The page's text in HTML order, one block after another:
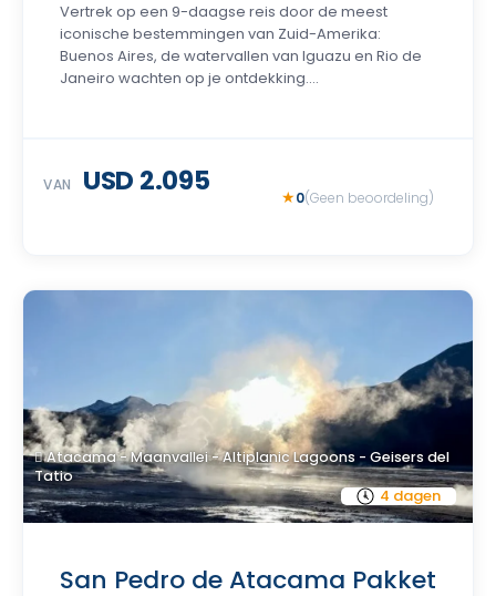
Vertrek op een 9-daagse reis door de meest
iconische bestemmingen van Zuid-Amerika:
Buenos Aires, de watervallen van Iguazu en Rio de
Janeiro wachten op je ontdekking....
VAN USD 2.095 0(Geen beoordeling)
4 dagen
Atacama - Maanvallei - Altiplanic Lagoons - Geisers del
Tatio
San Pedro de Atacama Pakket